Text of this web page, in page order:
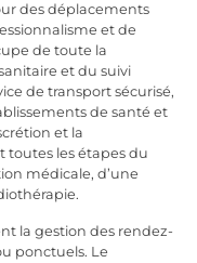
des déplacements
et de
de toute la
et du suivi
de transport sécurisé,
de santé et
et la
les étapes du
médicale, d’une
la gestion des rendez-
ponctuels. Le